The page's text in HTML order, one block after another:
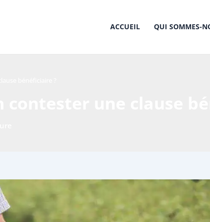
ACCUEIL QUI SOMMES-